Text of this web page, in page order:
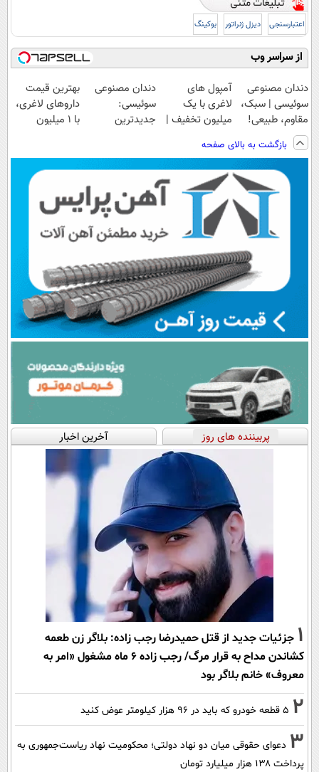
اعتبارسنجی دیزل ژنراتور بوکینگ
از سراسر وب
دندان مصنوعی
سوئیسی | سبک،
مقاوم، طبیعی!
ویزیت
رایگان+پرداخت
اقساطی😍
آمپول های
لاغری با یک
میلیون تخفیف |
داروخانه های
معتبر
دندان مصنوعی
سوئیسی:
جدیدترین
پرداخت قسطی
بهترین قیمت
داروهای لاغری،
با ۱ میلیون
بازگشت به بالای صفحه
پربیننده های روز آخرین اخبار
1 جزئیات جدید از قتل حمیدرضا رجب زاده: بلاگر زن طعمه
کشاندن مداح به قرار مرگ/ رجب زاده 6 ماه مشغول «امر به
معروف» خانم بلاگر بود
2 ۵ قطعه خودرو که باید در ۹۶ هزار کیلومتر عوض کنید
3 دعوای حقوقی میان دو نهاد دولتی؛ محکومیت نهاد ریاست‌جمهوری به
پرداخت ۱۳۸ هزار میلیارد تومان